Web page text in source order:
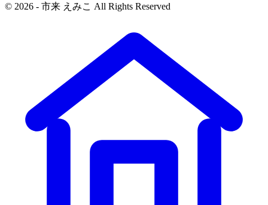
© 2026 - 市来 えみこ All Rights Reserved